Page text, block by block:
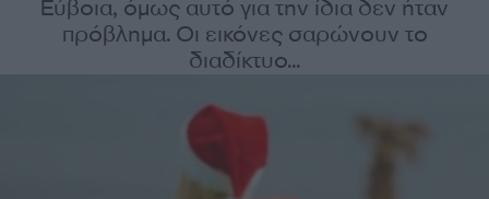
Εύβοια, όμως αυτό για την ίδια δεν ήταν
πρόβλημα. Οι εικόνες σαρώνουν το
διαδίκτυο...